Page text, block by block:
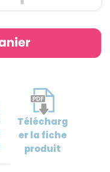
Télécharg
erla fiche
produit